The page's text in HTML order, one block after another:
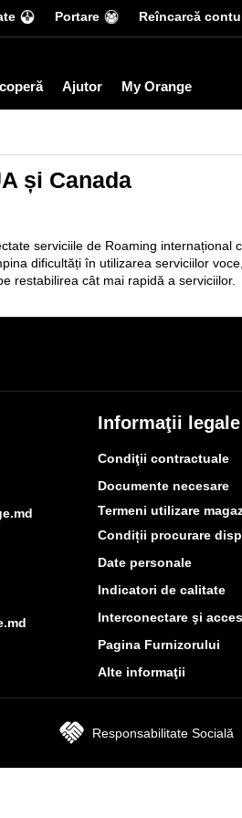
Portare Reîncarcă
Ajutor My Orange
și Canada
serviciile de Roaming internațional
dificultăți în utilizarea serviciilor
restabilirea cât mai rapidă a serviciilor.
Informaţii legale
Condiţii contractuale
Documente necesare
Termeni utilizare
Condiții procurare
Date personale
Indicatori de calitate
Interconectare şi acces
Pagina Furnizorului
Alte informaţii
Responsabilitate Socială